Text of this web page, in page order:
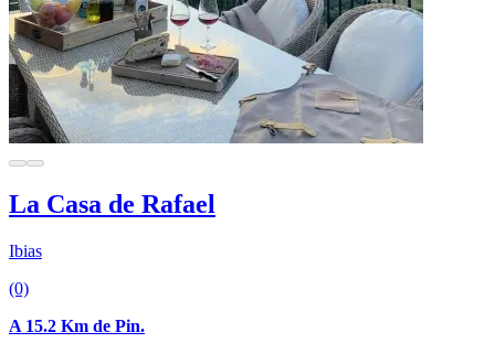
La Casa de Rafael
Ibias
(0)
A 15.2 Km de Pin.